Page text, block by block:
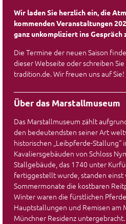
Wir laden Sie herzlich ein, die
kommenden Veranstaltungen
ganz unkompliziert ins Gespräch
Die Termine der neuen Saison
dieser Webseite oder schreiben
tradition.de. Wir freuen uns auf Sie!
Über das Marstallmuseum
Das Marstallmuseum zählt
den bedeutendsten seiner Art
historischen „Leibpferde-Stallung“
Kavaliersgebäuden von Schloss
Stallgebäude, das 1740 unter
fertiggestellt wurde, standen einst
Sommermonate die kostbaren
Winter waren die fürstlichen
Hauptstallungen und Remisen am
Münchner Residenz untergebracht.